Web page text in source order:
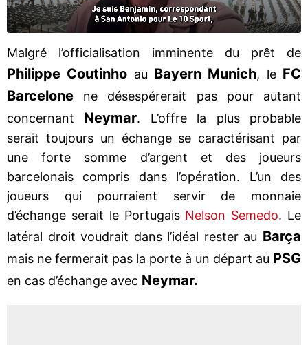
Malgré l’officialisation imminente du prêt de
Philippe Coutinho au Bayern Munich, le FC
Barcelone ne désespérerait pas pour autant
concernant Neymar. L’offre la plus probable
serait toujours un échange se caractérisant par
une forte somme d’argent et des joueurs
barcelonais compris dans l’opération. L’un des
joueurs qui pourraient servir de monnaie
d’échange serait le Portugais Nelson Semedo. Le
latéral droit voudrait dans l’idéal rester au Barça
mais ne fermerait pas la porte à un départ au PSG
en cas d’échange avec Neymar.